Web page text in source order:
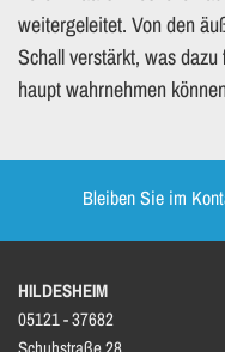
wei­ter­ge­lei­tet. Von den
Schall ver­stärkt, was
haupt wahr­neh­men
Bleiben Sie im
HILDESHEIM
05121 - 37682